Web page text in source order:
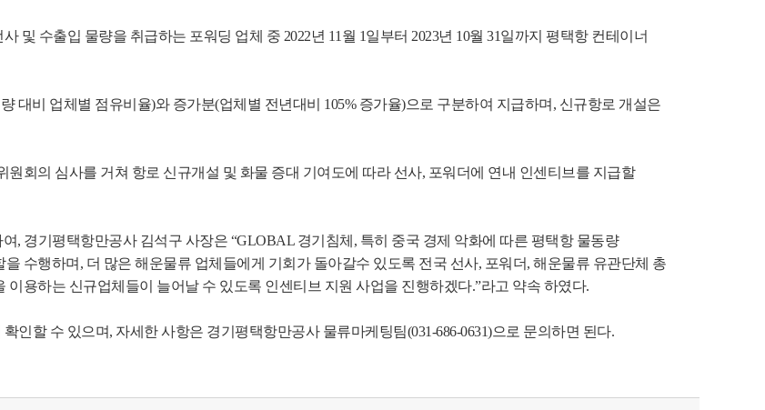
수출입 물량을 취급하는 포워딩 업체 중 2022년 11월 1일부터 2023년 10월 31일까지 평택항 컨테이너
대비 업체별 점유비율)와 증가분(업체별 전년대비 105% 증가율)으로 구분하여 지급하며, 신규항로 개설은
회의 심사를 거쳐 항로 신규개설 및 화물 증대 기여도에 따라 선사, 포워더에 연내 인센티브를 지급할
, 경기평택항만공사 김석구 사장은 “GLOBAL 경기침체, 특히 중국 경제 악화에 따른 평택항 물동량
수행하며, 더 많은 해운물류 업체들에게 기회가 돌아갈수 있도록 전국 선사, 포워더, 해운물류 유관단체 총
용하는 신규업체들이 늘어날 수 있도록 인센티브 지원 사업을 진행하겠다.”라고 약속 하였다.
할 수 있으며, 자세한 사항은 경기평택항만공사 물류마케팅팀(031-686-0631)으로 문의하면 된다.